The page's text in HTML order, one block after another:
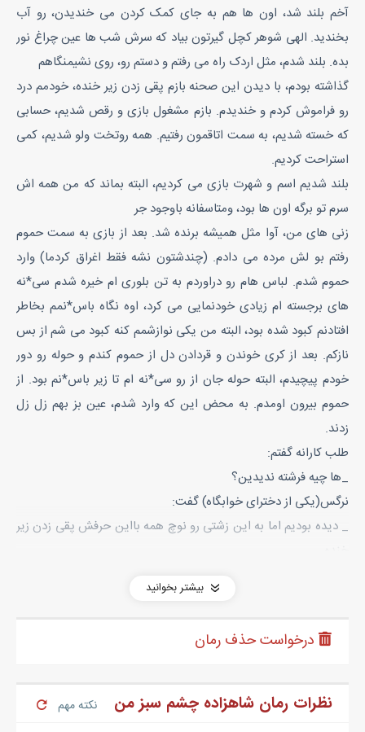
آخم بلند شد، اون ها هم به جای کمک کردن می خندیدن، رو آب
بخندید. الهی شوهر کچل گیرتون بیاد که سرش شب ها عین چراغ نور
بده. بلند شدم، مثل اردک راه می رفتم و دستم رو، روی نشیمنگاهم
گذاشته بودم، با دیدن این صحنه بازم پقی زدن زیر خنده، خودمم درد
رو فراموش کردم و خندیدم. بازم مشغول بازی و رقص شدیم، حسابی
که خسته شدیم، به سمت اتاقمون رفتیم. همه روتخت ولو شدیم، کمی
استراحت کردیم.
بلند شدیم اسم و شهرت بازی می کردیم، البته بماند که من همه اش
سرم تو برگه اون ها بود، ومتاسفانه باوجود جر
زنی های من، آوا مثل همیشه برنده شد. بعد از بازی به سمت حموم
رفتم بو لش مرده می دادم. (چندشتون نشه فقط اغراق کردما) وارد
حموم شدم. لباس هام رو دراوردم به تن بلوری ام خیره شدم سی*نه
های برجسته ام زیادی خودنمایی می کرد، اوه نگاه باس*نمم بخاطر
افتادنم کبود شده بود، البته من یکی نوازشمم کنه کبود می شم از بس
نازکم. بعد از کری خوندن و قردادن دل از حموم کندم و حوله رو دور
خودم پیچیدم، البته حوله جان از رو سی*نه ام تا زیر باس*نم بود. از
حموم بیرون اومدم. به محض این که وارد شدم، عین بز بهم زل زل
زدند.
طلب کارانه گفتم:
_ها چیه فرشته ندیدین؟
نرگس(یکی از دخترای خوابگاه) گفت:
_ دیده بودیم اما به این زشتی رو نوچ همه بااین حرفش پقی زدن زیر
خنده
_ ازاولم بودی
بیشتر بخوانید
نظرات رمان شاهزاده چشم سبز من نکته مهم